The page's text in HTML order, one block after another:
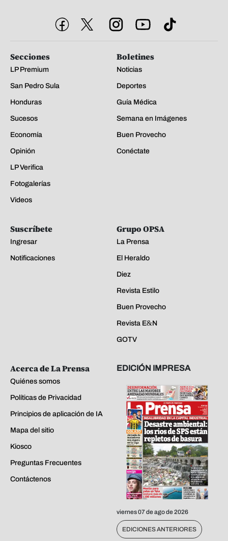
Secciones
LP Premium
San Pedro Sula
Honduras
Sucesos
Economía
Opinión
LP Verifica
Fotogalerías
Videos
Boletines
Noticias
Deportes
Guía Médica
Semana en Imágenes
Buen Provecho
Conéctate
Suscríbete
Ingresar
Notificaciones
Grupo OPSA
La Prensa
El Heraldo
Diez
Revista Estilo
Buen Provecho
Revista E&N
GOTV
Acerca de La Prensa
Quiénes somos
Políticas de Privacidad
Principios de aplicación de IA
Mapa del sitio
Kiosco
Preguntas Frecuentes
Contáctenos
EDICIÓN IMPRESA
viernes 07 de ago de 2026
EDICIONES ANTERIORES